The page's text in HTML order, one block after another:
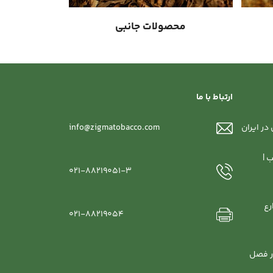
محصولات جانبی
ایران
|
فصل
ارتباط با ما
info@zigmatobacco.com
021-88219051-3
021-88219054